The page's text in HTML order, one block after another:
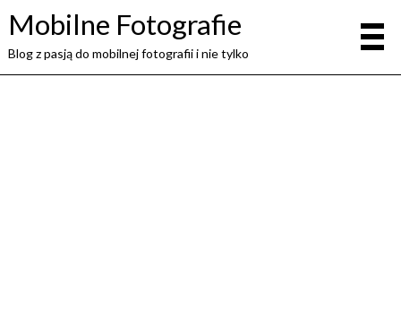
Mobilne Fotografie
Blog z pasją do mobilnej fotografii i nie tylko